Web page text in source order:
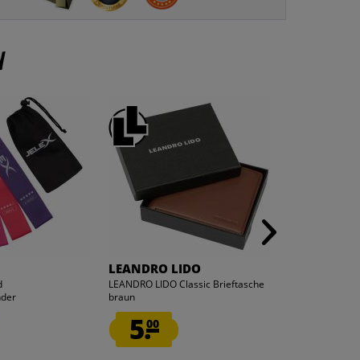
LEANDRO LIDO
LEANDRO LIDO Classic Brieftasche
braun
5.00